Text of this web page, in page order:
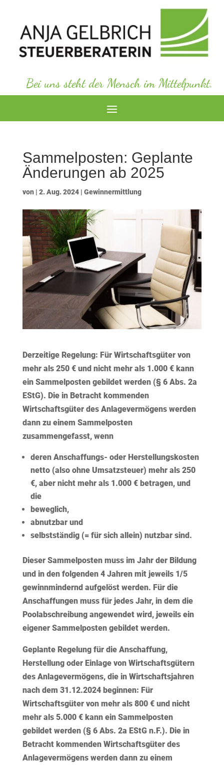
Bei uns steht der Mensch im Mittelpunkt.
Sammelposten: Geplante
Änderungen ab 2025
von | 2. Aug. 2024| Gewinnermittlung
Derzeitige Regelung: Für Wirtschaftsgüter von
mehr als 250 € und nicht mehr als 1.000 € kann
ein Sammelposten gebildet werden (§ 6 Abs. 2a
EStG). Die in Betracht kommenden
Wirtschaftsgüter des Anlagevermögens werden
dann zu einem Sammelposten
zusammengefasst, wenn
deren Anschaffungs- oder Herstellungskosten
netto (also ohne Umsatzsteuer) mehr als 250
€, aber nicht mehr als 1.000 € betragen, und
die
beweglich,
abnutzbar und
selbstständig (= für sich allein) nutzbar sind.
Dieser Sammelposten muss im Jahr der Bildung
und in den folgenden 4 Jahren mit jeweils 1/5
gewinnmindernd aufgelöstwerden. Für die
Anschaffungen muss für jedes Jahr, in dem die
Poolabschreibung angewendet wird, jeweils ein
eigener Sammelposten gebildet werden.
Geplante Regelungfür die Anschaffung,
Herstellung oder Einlage von Wirtschaftsgütern
des Anlagevermögens, die in Wirtschaftsjahren
nach dem 31.12.2024beginnen: Für
Wirtschaftsgüter von mehr als 800 € und nicht
mehr als 5.000 €kann ein Sammelposten
gebildet werden (§ 6 Abs. 2a EStG n.F.). Die in
Betracht kommenden Wirtschaftsgüter des
Anlagevermögens werden dann zu einem